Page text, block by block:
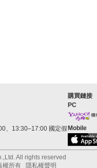
、13:30–17:00 國定假
購買鏈接
PC
Mobile
All rights reserved
權所有
隱私權聲明